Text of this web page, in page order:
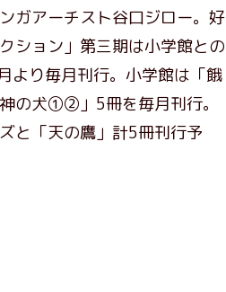
ガアーチスト谷口ジロー。好
ション」第三期は小学館との
より毎月刊行。小学館は「餓
の犬①②」5冊を毎月刊行。
と「天の鷹」計5冊刊行予